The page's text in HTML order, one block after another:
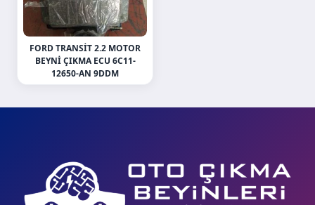
FORD TRANSIT 2.2 MOTOR
BEYNI ÇIKMA ECU 6C11-
12650-AN 9DDM